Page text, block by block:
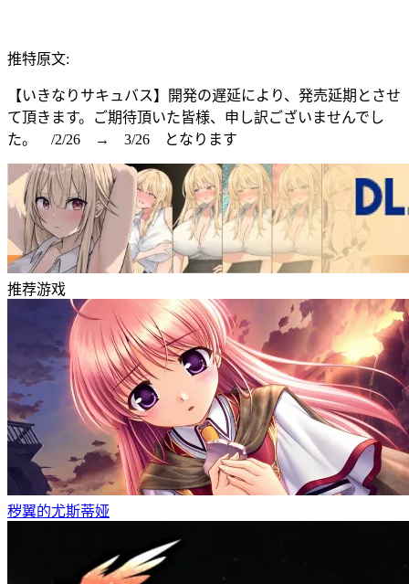
推特原文:
【いきなりサキュバス】開発の遅延により、発売延期とさせ
て頂きます。ご期待頂いた皆様、申し訳ございませんでし
た。 /2/26 → 3/26 となります
推荐游戏
秽翼的尤斯蒂娅